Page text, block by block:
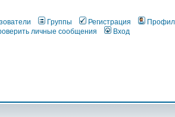
Группы Регистрация
личные сообщения
Вход